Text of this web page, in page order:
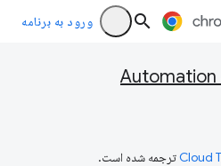
ورود به برنامه
ترجمه شده است.